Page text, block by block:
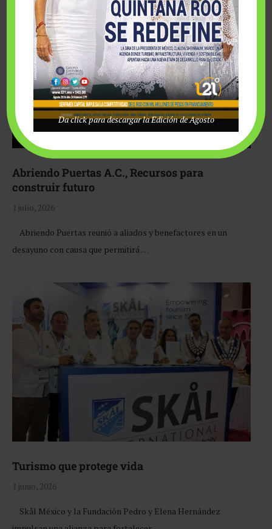
Abriendo Puertas A.C., Recursos para
construir futuro
1 julio, 2026
Abriendo Puertas reunió a aliados y benefactores en un
desayuno con causa que permitirá …
Turismo que protege vida
1 junio, 2026
Skål México y la Fundación Pedro y Elena Hernández
Da click para descargar la Edición de Agosto